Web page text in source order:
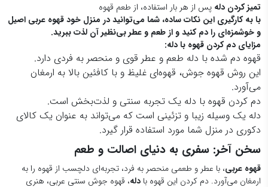
تمیز کردن دله پس از هر بار استفاده، از طعم قهوه
با به کارگیری این نکات ساده، شما می‌توانید در منزل خود قهوه عربی اصیل
و خوشمزه‌ای را دم کنید و از طعم و عطر بی‌نظیر آن لذت ببرید.
مزایای دم کردن قهوه با دله:
قهوه دم شده با دله طعم و عطر قوی و منحصر به فردی دارد.
این روش قهوه جوش، قهوه‌ای غلیظ و با کافئین بالا به ارمغان
می‌آورد.
دم کردن قهوه با دله یک تجربه سنتی و لذت‌بخش است.
دله یک وسیله زیبا و تزئینی است که می‌تواند به عنوان یک کالای
دکوری در منزل شما مورد استفاده قرار گیرد.
سخن آخر: سفری به دنیای اصالت و طعم
قهوه عربی، با عطر و طعمی منحصر به فرد، تجربه‌ای دلچسب از قهوه را به
ارمغان می‌آورد. دم کردن این قهوه با دله، قهوه جوش سنتی عربی، هنری